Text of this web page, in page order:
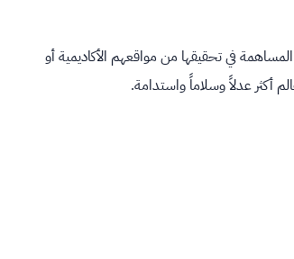
في تحقيقها من مواقعهم الأكاديمية أو